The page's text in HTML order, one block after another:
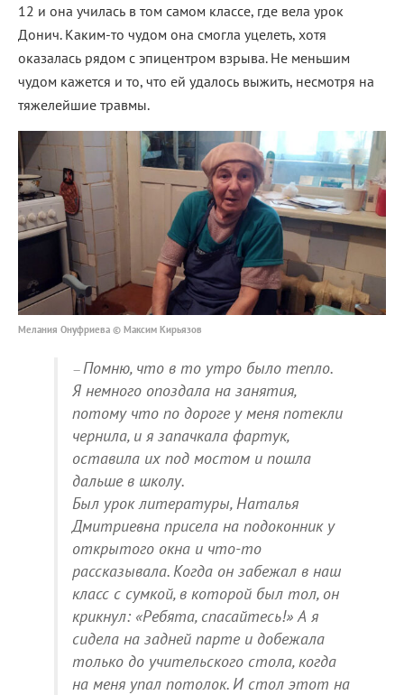
12 и она училась в том самом классе, где вела урок
Донич. Каким-то чудом она смогла уцелеть, хотя
оказалась рядом с эпицентром взрыва. Не меньшим
чудом кажется и то, что ей удалось выжить, несмотря на
тяжелейшие травмы.
Мелания Онуфриева © Максим Кирьязов
Помню, что в то утро было тепло.
Я немного опоздала на занятия,
потому что по дороге у меня потекли
чернила, и я запачкала фартук,
оставила их под мостом и пошла
дальше в школу.
Был урок литературы, Наталья
Дмитриевна присела на подоконник у
открытого окна и что-то
рассказывала. Когда он забежал в наш
класс с сумкой, в которой был тол, он
крикнул: «Ребята, спасайтесь!» А я
сидела на задней парте и добежала
только до учительского стола, когда
на меня упал потолок. И стол этот на